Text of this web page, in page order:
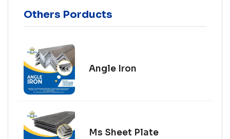
Others Porducts
Angle Iron
Ms Sheet Plate